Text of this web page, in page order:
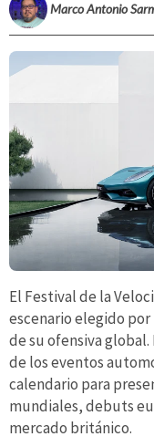
Marco Antonio
El Festival de la
escenario elegido por
de su ofensiva
de los eventos
calendario para
mundiales, debuts
mercado británico.